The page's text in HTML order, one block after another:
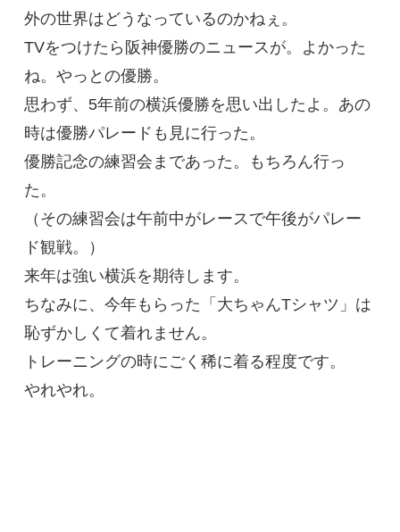
外の世界はどうなっているのかねぇ。
TVをつけたら阪神優勝のニュースが。よかった
ね。やっとの優勝。
思わず、5年前の横浜優勝を思い出したよ。あの
時は優勝パレードも見に行った。
優勝記念の練習会まであった。もちろん行っ
た。
（その練習会は午前中がレースで午後がパレー
ド観戦。）
来年は強い横浜を期待します。
ちなみに、今年もらった「大ちゃんTシャツ」は
恥ずかしくて着れません。
トレーニングの時にごく稀に着る程度です。
やれやれ。